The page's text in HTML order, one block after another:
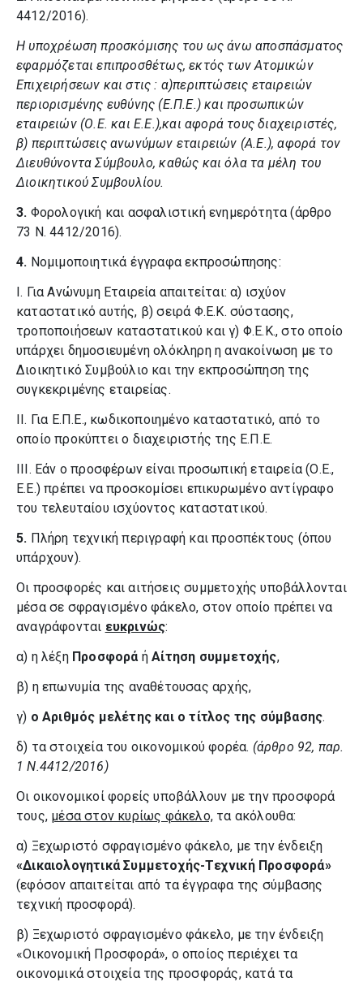
4412/2016).
Η υποχρέωση προσκόμισης του ως άνω αποσπάσματος
εφαρμόζεται επιπροσθέτως, εκτός των Ατομικών
Επιχειρήσεων και στις : α)περιπτώσεις εταιρειών
περιορισμένης ευθύνης (Ε.Π.Ε.) και προσωπικών
εταιρειών (Ο.Ε. και Ε.Ε.),και αφορά τους διαχειριστές,
β) περιπτώσεις ανωνύμων εταιρειών (Α.Ε.), αφορά τον
Διευθύνοντα Σύμβουλο, καθώς και όλα τα μέλη του
Διοικητικού Συμβουλίου.
3. Φορολογική και ασφαλιστική ενημερότητα (άρθρο
73 Ν. 4412/2016).
4. Νομιμοποιητικά έγγραφα εκπροσώπησης:
I. Για Ανώνυμη Εταιρεία απαιτείται: α) ισχύον
καταστατικό αυτής, β) σειρά Φ.Ε.Κ. σύστασης,
τροποποιήσεων καταστατικού και γ) Φ.Ε.Κ., στο οποίο
υπάρχει δημοσιευμένη ολόκληρη η ανακοίνωση με το
Διοικητικό Συμβούλιο και την εκπροσώπηση της
συγκεκριμένης εταιρείας.
II. Για Ε.Π.Ε., κωδικοποιημένο καταστατικό, από το
οποίο προκύπτει ο διαχειριστής της Ε.Π.Ε.
III. Εάν ο προσφέρων είναι προσωπική εταιρεία (Ο.Ε.,
Ε.Ε.) πρέπει να προσκομίσει επικυρωμένο αντίγραφο
του τελευταίου ισχύοντος καταστατικού.
5. Πλήρη τεχνική περιγραφή και προσπέκτους (όπου
υπάρχουν).
Οι προσφορές και αιτήσεις συμμετοχής υποβάλλονται
μέσα σε σφραγισμένο φάκελο, στον οποίο πρέπει να
αναγράφονται ευκρινώς:
α) η λέξη ΠροσφοράήΑίτηση συμμετοχής,
β) η επωνυμία της αναθέτουσας αρχής,
γ) ο Αριθμός μελέτης και ο τίτλος της σύμβασης.
δ) τα στοιχεία του οικονομικού φορέα. (άρθρο 92, παρ.
1 Ν.4412/2016)
Οι οικονομικοί φορείς υποβάλλουν με την προσφορά
τους, μέσα στον κυρίως φάκελο, τα ακόλουθα:
α) Ξεχωριστό σφραγισμένο φάκελο, με την ένδειξη
«Δικαιολογητικά Συμμετοχής-Τεχνική Προσφορά»
(εφόσον απαιτείται από τα έγγραφα της σύμβασης
τεχνική προσφορά).
β) Ξεχωριστό σφραγισμένο φάκελο, με την ένδειξη
«Οικονομική Προσφορά», ο οποίος περιέχει τα
οικονομικά στοιχεία της προσφοράς, κατά τα